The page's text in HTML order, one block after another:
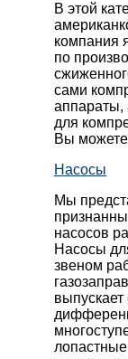
В этой
компания
по
сами
аппараты,
для
Вы можете
Насосы
Мы
насосов
Насосы
звеном